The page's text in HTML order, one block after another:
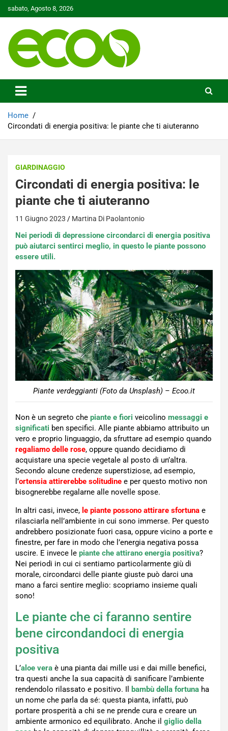
to
sabato, Agosto 8, 2026
Ecoo.it
Home
Circondati di energia positiva: le piante che ti aiuteranno
GIARDINAGGIO
Circondati di energia positiva: le
piante che ti aiuteranno
11 Giugno 2023 Martina Di Paolantonio
Nei periodi di depressione circondarci di energia positiva
può aiutarci sentirci meglio, in questo le piante possono
essere utili.
Piante verdeggianti (Foto da Unsplash) – Ecoo.it
Non è un segreto che piante e fiori veicolino messaggi e
significati ben specifici. Alle piante abbiamo attribuito un
vero e proprio linguaggio, da sfruttare ad esempio quando
regaliamo delle rose, oppure quando decidiamo di
acquistare una specie vegetale al posto di un’altra.
Secondo alcune credenze superstiziose, ad esempio,
l’ortensia attirerebbe solitudine e per questo motivo non
bisognerebbe regalarne alle novelle spose.
In altri casi, invece, le piante possono attirare sfortuna e
rilasciarla nell’ambiente in cui sono immerse. Per questo
andrebbero posizionate fuori casa, oppure vicino a porte e
finestre, per fare in modo che l’energia negativa possa
uscire. E invece le piante che attirano energia positiva?
Nei periodi in cui ci sentiamo particolarmente giù di
morale, circondarci delle piante giuste può darci una
mano a farci sentire meglio: scopriamo insieme quali
sono!
Le piante che ci faranno sentire
bene circondandoci di energia
positiva
L’aloe vera è una pianta dai mille usi e dai mille benefici,
tra questi anche la sua capacità di sanificare l’ambiente
rendendolo rilassato e positivo. Il
bambù della fortuna ha
un nome che parla da sé: questa pianta, infatti, può
portare prosperità a chi se ne prende cura e creare un
ambiente armonico ed equilibrato. Anche il giglio della